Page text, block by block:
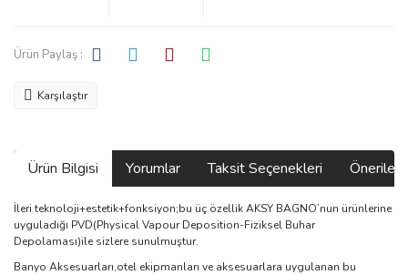
Ürün Paylaş :
Karşılaştır
Ürün Bilgisi Yorumlar Taksit Seçenekleri
İleri teknoloji+estetik+fonksiyon;bu üç özellik AKSY BAGNO’nun ürünlerine
uyguladığı PVD(Physical Vapour Deposition-Fiziksel Buhar
Depolaması)ile sizlere sunulmuştur.
Banyo Aksesuarları,otel ekipmanları ve aksesuarlara uygulanan bu